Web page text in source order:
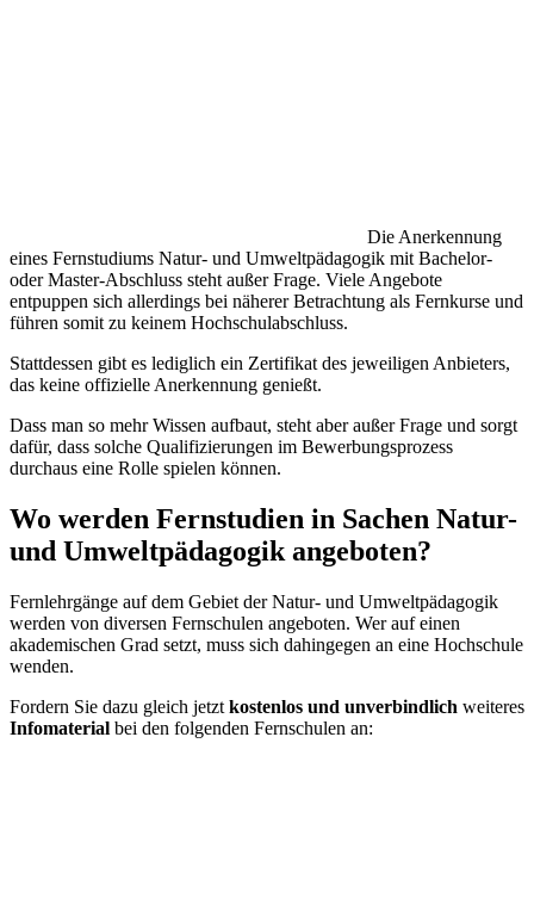
Die Anerkennung
eines Fernstudiums Natur- und Umweltpädagogik mit Bachelor-
oder Master-Abschluss steht außer Frage. Viele Angebote
entpuppen sich allerdings bei näherer Betrachtung als Fernkurse und
führen somit zu keinem Hochschulabschluss.
Stattdessen gibt es lediglich ein Zertifikat des jeweiligen Anbieters,
das keine offizielle Anerkennung genießt.
Dass man so mehr Wissen aufbaut, steht aber außer Frage und sorgt
dafür, dass solche Qualifizierungen im Bewerbungsprozess
durchaus eine Rolle spielen können.
Wo werden Fernstudien in Sachen Natur-
und Umweltpädagogik angeboten?
Fernlehrgänge auf dem Gebiet der Natur- und Umweltpädagogik
werden von diversen Fernschulen angeboten. Wer auf einen
akademischen Grad setzt, muss sich dahingegen an eine Hochschule
wenden.
Fordern Sie dazu gleich jetzt kostenlos und unverbindlich weiteres
Infomaterial bei den folgenden Fernschulen an: